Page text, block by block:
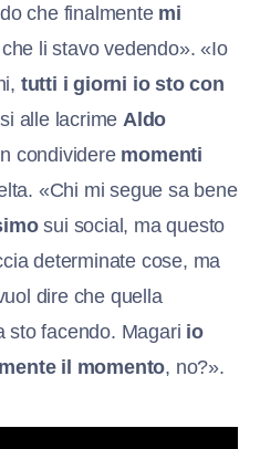
che finalmente mi
li stavo vedendo». «Io
tutti i giorni io sto con
alle lacrime Aldo
condividere momenti
«Chi mi segue sa bene
sui social, ma questo
determinate cose, ma
dire che quella
sto facendo. Magari io
il momento, no?».